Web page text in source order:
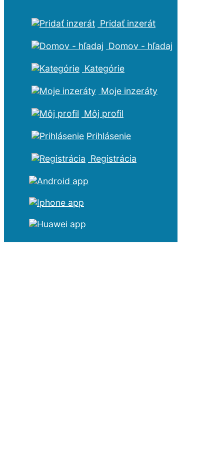
Pridať inzerát
Domov - hľadaj
Kategórie
Moje inzeráty
Môj profil
Prihlásenie
Registrácia